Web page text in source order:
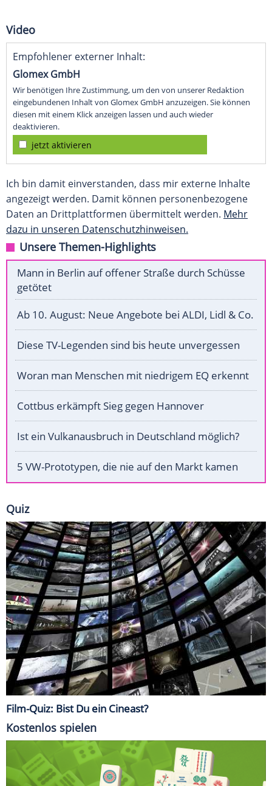
Video
Empfohlener externer Inhalt:
Glomex GmbH
Wir benötigen Ihre Zustimmung, um den von unserer Redaktion
eingebundenen Inhalt von Glomex GmbH anzuzeigen. Sie können
diesen mit einem Klick anzeigen lassen und auch wieder
deaktivieren.
jetzt aktivieren
Ich bin damit einverstanden, dass mir externe Inhalte
angezeigt werden. Damit können personenbezogene
Daten an Drittplattformen übermittelt werden. Mehr
dazu in unseren Datenschutzhinweisen.
Unsere Themen-Highlights
Mann in Berlin auf offener Straße durch Schüsse
getötet
Ab 10. August: Neue Angebote bei ALDI, Lidl & Co.
Diese TV-Legenden sind bis heute unvergessen
Woran man Menschen mit niedrigem EQ erkennt
Cottbus erkämpft Sieg gegen Hannover
Ist ein Vulkanausbruch in Deutschland möglich?
5 VW-Prototypen, die nie auf den Markt kamen
Quiz
Film-Quiz: Bist Du ein Cineast?
Kostenlos spielen